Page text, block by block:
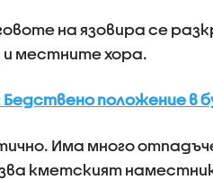
на язовира се
местните хора.
Бедствено положение в
Има много
кметският